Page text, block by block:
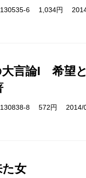
6 1,034円
大言論I 希望
8 572円 2014/
女